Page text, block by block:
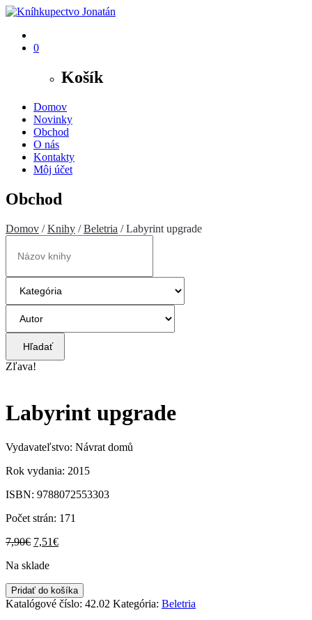
0
Košík
Domov
Novinky
Obchod
O nás
Kontakty
Môj účet
Obchod
Domov /Knihy /Beletria / Labyrint upgrade
Hľadať
Zľava!
Labyrint upgrade
Vydavateľstvo: Návrat domů
Rok vydania: 2015
ISBN: 9788072553303
Počet strán: 171
7,90€ Pôvodná
bola:
7,51€Aktuálna
Na sklade
množstvo
Labyrint
upgrade
Pridať do košíka
Katalógové číslo: 42.02 Kategória: Beletria